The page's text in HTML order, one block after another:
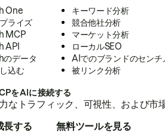
One
ライズ
MCP
API
データ
込む
キーワード分析
競合他社分析
マーケット分析
ローカルSEO
AIでのブランドのセンチ
被リンク分析
をAIに接続する
なトラフィック、可視性、および
する 無料ツールを見る